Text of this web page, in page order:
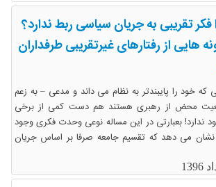
فکر تقریبی به جریان سیاسی ربط ندارد؟
هایی از رفتارهای غیرتقریبی طرفداران
که خود را پایبندتر به نظام می داند و مدعی – به زعم
محض از رهبری هستند هم دست کمی از برخی
ندارد! بعبارتی در این مساله نوعی وحدت فکری وجود
نشان می دهد که تقسیم جامعه صرفا بر اساس جریان